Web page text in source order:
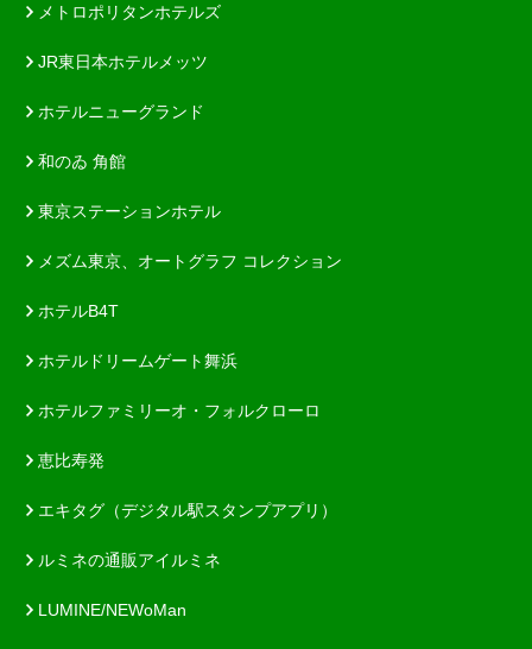
メトロポリタンホテルズ
JR東日本ホテルメッツ
ホテルニューグランド
和のゐ 角館
東京ステーションホテル
メズム東京、オートグラフ コレクション
ホテルB4T
ホテルドリームゲート舞浜
ホテルファミリーオ・フォルクローロ
恵比寿発
エキタグ（デジタル駅スタンプアプリ）
ルミネの通販アイルミネ
LUMINE/NEWoMan